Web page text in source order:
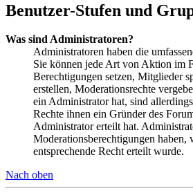
Benutzer-Stufen und
Was sind Administratoren?
Administratoren haben die
Sie können jede Art von Aktion im
Berechtigungen setzen, Mitglieder
erstellen, Moderationsrechte
ein Administrator hat, sind
Rechte ihnen ein Gründer des
Administrator erteilt hat.
Moderationsberechtigungen haben,
entsprechende Recht erteilt wurde.
Nach oben